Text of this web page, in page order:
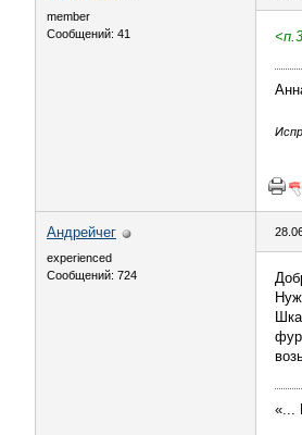
member
Сообщений: 41
Андрейчег
experienced
Сообщений: 724
«...